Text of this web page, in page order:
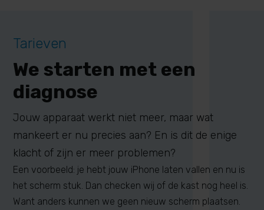
Tarieven
We starten met een
diagnose
Jouw apparaat werkt niet meer, maar wat
mankeert er nu precies aan? En is dit de enige
klacht of zijn er meer problemen?
Een voorbeeld: je hebt jouw iPhone laten vallen en nu is
het scherm stuk. Dan checken wij of de kast nog heel is.
Want anders kunnen we geen nieuw scherm plaatsen.